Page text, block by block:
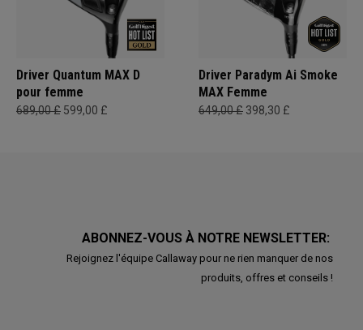
Driver Quantum MAX D
pour femme
689,00 £ 599,00 £
Driver Paradym Ai Smoke
MAX Femme
649,00 £ 398,30 £
ABONNEZ-VOUS À NOTRE NEWSLETTER:
Rejoignez l'équipe Callaway pour ne rien manquer de nos
produits, offres et conseils !